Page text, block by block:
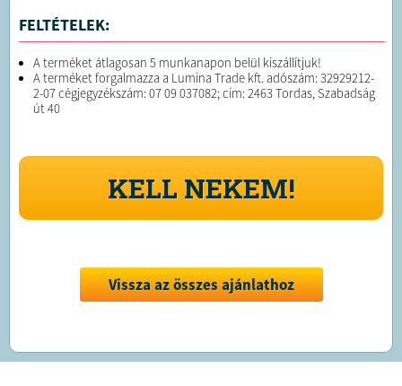
FELTÉTELEK:
A terméket átlagosan 5 munkanapon belül kiszállítjuk!
A terméket forgalmazza a Lumina Trade kft. adószám: 32929212-
2-07 cégjegyzékszám: 07 09 037082; cím: 2463 Tordas, Szabadság
út 40
KELL NEKEM!
Vissza az összes ajánlathoz